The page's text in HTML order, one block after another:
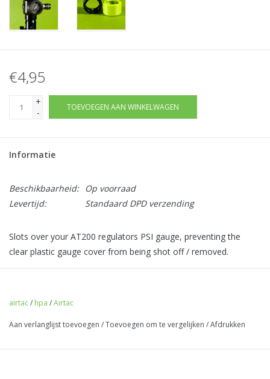
€4,95
+
-
TOEVOEGEN AAN WINKELWAGEN
Informatie
Beschikbaarheid:
Op voorraad
Levertijd:
Standaard DPD verzending
Slots over your AT200 regulators PSI gauge, preventing the
clear plastic gauge cover from being shot off / removed.
airtac/ hpa /Airtac
Aan verlanglijst toevoegen /Toevoegen om te vergelijken /Afdrukken